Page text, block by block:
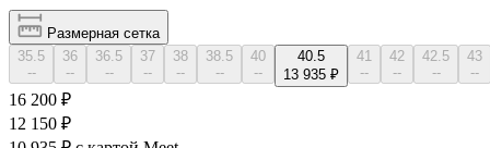
Размерная сетка
35.5
--
36
--
36.5
--
37
--
38
--
38.5
--
40
--
40.5
13 935 ₽
41
--
42
--
42.5
--
43
--
16 200 ₽
12 150 ₽